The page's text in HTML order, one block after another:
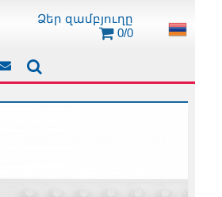
Ձեր զամբյուղը
0/0